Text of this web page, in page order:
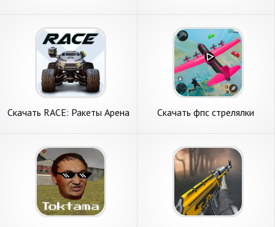
Андроид
на Андроид
Скачать RACE: Ракеты Арена
Андроид
Скачать фпс стрелялки